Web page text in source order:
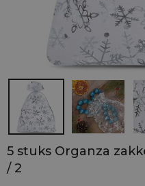
5 stuks Organza
/ 2